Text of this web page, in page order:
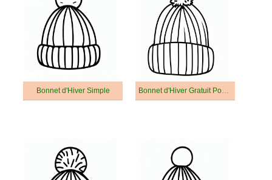
Bonnet d'Hiver Simple Bonnet d'Hiver Gratuit Pour les Enfants